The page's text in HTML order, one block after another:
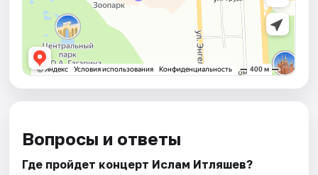
Вопросы и ответы
Где пройдет концерт Ислам Итляшев?